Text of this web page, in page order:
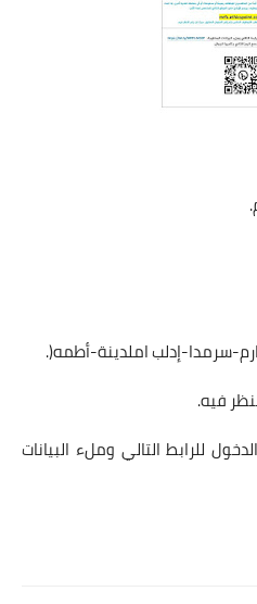
سرمدا-إدلب املدينة-أطمه(.
فيه.
للرابط التالي وملء البيانات